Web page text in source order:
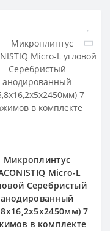
Микроплинтус
Micro-L
Серебристый
анодированный
7
в комплекте